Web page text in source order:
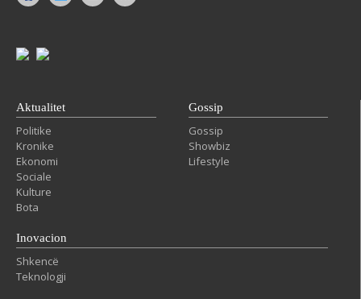
Aktualitet
Politike
Kronike
Ekonomi
Sociale
Kulture
Bota
Gossip
Gossip
Showbiz
Lifestyle
Inovacion
Shkencë
Teknologji